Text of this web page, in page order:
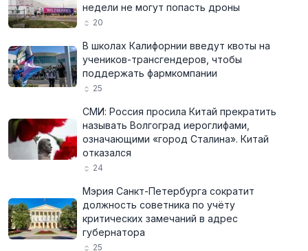
недели не могут попасть дроны
20
В школах Калифорнии введут квоты на
учеников-трансгендеров, чтобы
поддержать фармкомпании
25
СМИ: Россия просила Китай прекратить
называть Волгоград иероглифами,
означающими «город Сталина». Китай
отказался
24
Мэрия Санкт-Петербурга сократит
должность советника по учёту
критических замечаний в адрес
губернатора
25